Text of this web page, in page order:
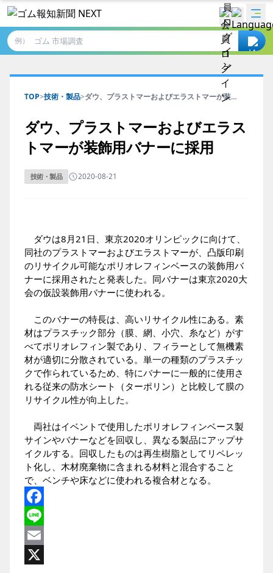
例）
TOP>技術・製品>ダウ、プラストマーおよびエラストマーが装...
ダウ、プラストマーおよびエラス
トマーが装飾用バナーに採用
技術・製品 2020-08-21
ダウは8月21日、東京2020オリンピックに向けて、
同社のプラストマーおよびエラストマーが、凸版印刷
のリサイクル可能なポリオレフィンベースの装飾用バ
ナーに採用されたと発表した。同バナーは東京2020大
会の仮設装飾用バナーに使われる。
このバナーの特長は、高いリサイクル性にある。素
材はプラスチック部分（膜、網、小穴、糸など）がす
べてポリオレフィン製であり、フィラーとして無機素
材が適切に分散されている。単一の種類のプラスチッ
クで作られているため、特にバナーに一般的に使用さ
れる従来の防水シート（ターポリン）と比較して膜の
リサイクル性が向上した。
両社はイベントで使用したポリオレフィンベース製
サインやバナーなどを回収し、異なる製品にアップサ
イクルする。回収したものは再生樹脂としてリペレッ
ト化し、木材廃棄物に含まれる材料と混合すること
で、ベンチや床などに使われる複合材となる。
Facebook
Line
Email